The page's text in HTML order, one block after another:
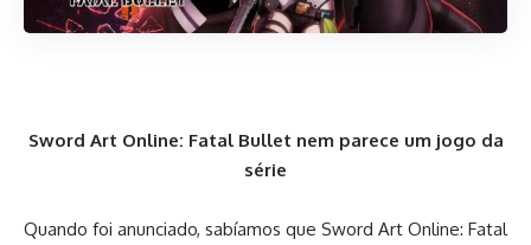
Sword Art Online: Fatal Bullet nem parece um jogo da
série
Quando foi anunciado, sabíamos que Sword Art Online: Fatal